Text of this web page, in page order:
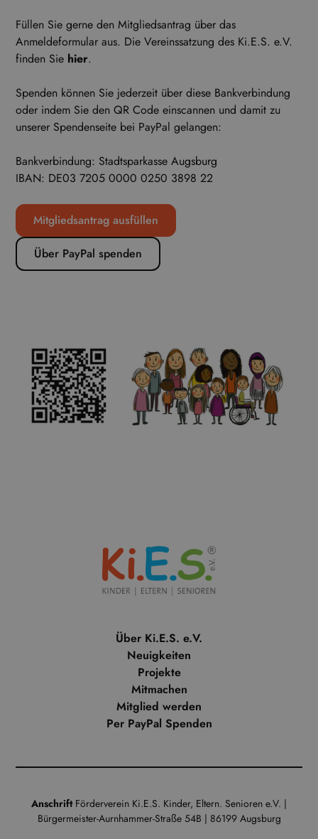
Füllen Sie gerne den Mitgliedsantrag über das
Anmeldeformular aus. Die Vereinssatzung des Ki.E.S. e.V.
finden Sie hier.
Spenden können Sie jederzeit über diese Bankverbindung
oder indem Sie den QR Code einscannen und damit zu
unserer Spendenseite bei PayPal gelangen:
Bankverbindung: Stadtsparkasse Augsburg
IBAN: DE03 7205 0000 0250 3898 22
Mitgliedsantrag ausfüllen
Über PayPal spenden
Über Ki.E.S. e.V.
Neuigkeiten
Projekte
Mitmachen
Mitglied werden
Per PayPal Spenden
Anschrift Förderverein Ki.E.S. Kinder, Eltern. Senioren e.V. |
Bürgermeister-Aurnhammer-Straße 54B | 86199 Augsburg